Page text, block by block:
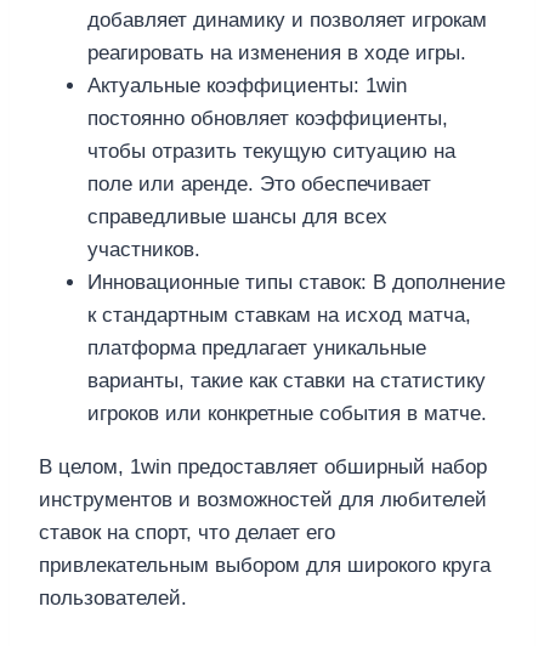
добавляет динамику и позволяет игрокам
реагировать на изменения в ходе игры.
Актуальные коэффициенты: 1win
постоянно обновляет коэффициенты,
чтобы отразить текущую ситуацию на
поле или аренде. Это обеспечивает
справедливые шансы для всех
участников.
Инновационные типы ставок: В дополнение
к стандартным ставкам на исход матча,
платформа предлагает уникальные
варианты, такие как ставки на статистику
игроков или конкретные события в матче.
В целом, 1win предоставляет обширный набор
инструментов и возможностей для любителей
ставок на спорт, что делает его
привлекательным выбором для широкого круга
пользователей.